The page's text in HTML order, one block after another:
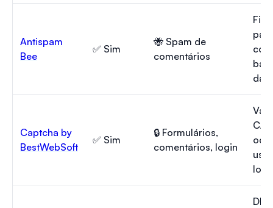
Antispam
Bee
✅ Sim
🐝 Spam de
comentários
Captcha by
BestWebSoft
✅ Sim
🔒 Formulários,
comentários, login
DB